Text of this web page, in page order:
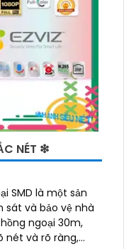
NÉT ❇
SMD là một sản
sát và bảo vệ nhà
nét và rõ ràng,